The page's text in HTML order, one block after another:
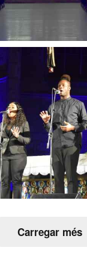
Carregar més